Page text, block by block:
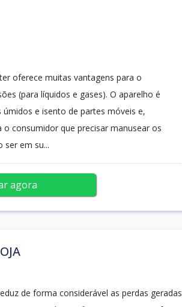
oferece muitas vantagens para o
(para líquidos e gases). O aparelho é
e isento de partes móveis e,
consumidor que precisar manusear os
ser em su...
agora
de forma considerável as perdas geradas